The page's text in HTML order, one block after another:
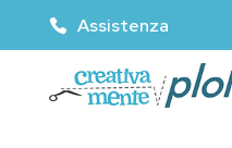
Assistenza